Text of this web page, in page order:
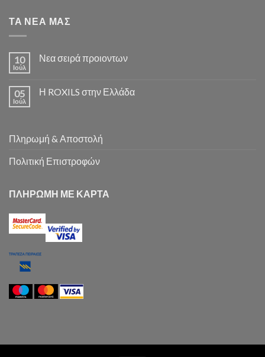
ΤΑ ΝΕΑ ΜΑΣ
10
Ιούλ
Νεα σειρά προιοντων
05
Ιούλ
Η ROXILS στην Ελλάδα
Πληρωμή & Αποστολή
Πολιτική Επιστροφών
ΠΛΗΡΩΜΗ ΜΕ ΚΑΡΤΑ